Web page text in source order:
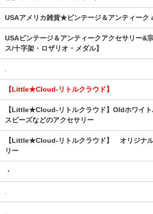
USAアメリカ雑貨★ビンテージ＆アンティーク
USAビンテージ＆アンティークアクセサリー&
ス/十字架・ロザリオ・メダル】
【Little★Cloud-リトルクラウド】
【Little★Cloud-リトルクラウド】Oldホワイト
スビーズなどのアクセサリー
【Little★Cloud-リトルクラウド】 オリジナ
リー
・